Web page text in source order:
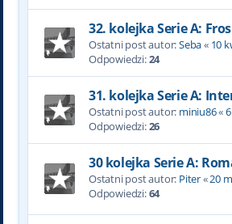
32. kolejka Serie A:
Ostatni post autor:Seba« 10
Odpowiedzi:24
31. kolejka Serie A:
Ostatni post autor: miniu86«
Odpowiedzi:26
30 kolejka Serie A:
Ostatni post autor: Piter«20
Odpowiedzi:64